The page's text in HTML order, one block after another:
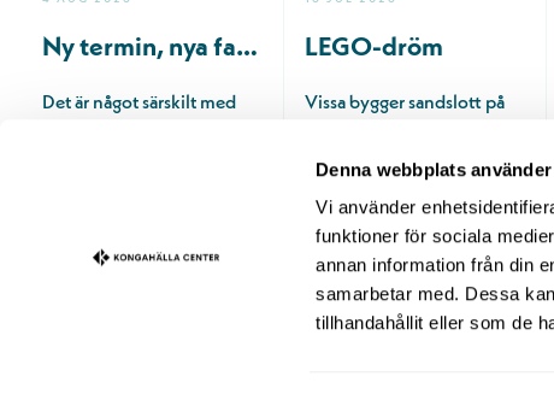
Denna webbplats
Vi använder
funktioner för sociala
annan information från din
samarbetar med. Dessa
tillhandahållit eller som de
Ny termin, nya favoriter.
Det är något särskilt med
Läs mer
LEGO-dröm
Vissa bygger sandslott på
med LEGO® 🧱
Läs mer
EVENT